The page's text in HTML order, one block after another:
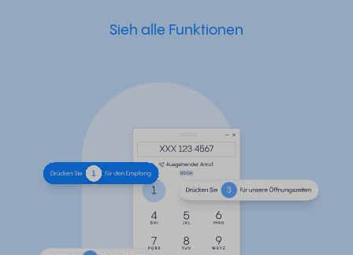
Sieh alle Funktionen